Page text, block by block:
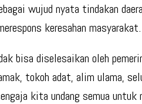
wujud nyata tindakan
keresahan masyarakat.
bisa diselesaikan oleh
tokoh adat, alim ulama,
kita undang semua untuk